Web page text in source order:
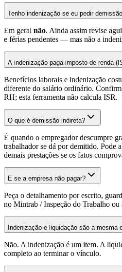
Tenho indenização se eu pedir
Em geral não. Ainda assim revise
e férias pendentes — mas não a
A indenização paga imposto de renda
Benefícios laborais e indenização
diferente do salário ordinário.
RH; esta ferramenta não calcula ISR.
O que é demissão indireta?
É quando o empregador descumpre
trabalhador se dá por demitido. Pode
demais prestações se os fatos
E se a empresa não pagar?
Peça o detalhamento por escrito,
no Mintrab / Inspeção do Trabalho ou
Indenização e liquidação são a mesma
Não. A indenização é um item. A
completo ao terminar o vínculo.